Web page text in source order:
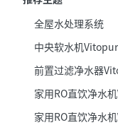
全屋水处理系统
中央软水机
前置过滤净水器
家用RO直饮净水
家用RO直饮净水